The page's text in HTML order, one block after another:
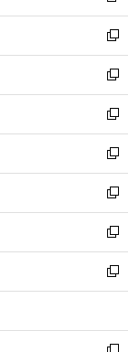
ウ
で
開
く
ン
ド
ウ
で
開
く
ウ
ィ
ン
ド
ウ
で
開
く
し
い
ウ
ィ
ン
ド
ウ
で
開
く
新
し
い
ウ
ィ
ン
ド
ウ
で
開
く
新
し
い
ウ
ィ
ン
ド
ウ
で
開
く
新
し
い
ウ
ィ
ン
ド
ウ
で
開
新
し
い
ウ
ィ
ン
ド
ウ
開
新
し
い
ウ
ィ
ン
ウ
新
し
い
ウ
ン
新
し
ウ